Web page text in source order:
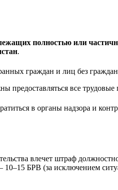
полностью или
.
граждан и лиц без
предоставляться все
в органы надзора и
влечет штраф
10–15 БРВ (за исключением